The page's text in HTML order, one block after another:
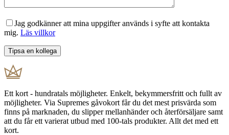
Jag godkänner att mina uppgifter används i syfte att kontakta
mig. Läs villkor
Ett kort - hundratals möjligheter. Enkelt, bekymmersfritt och fullt av
möjligheter. Via Supremes gåvokort får du det mest prisvärda som
finns på marknaden, du slipper mellanhänder och återförsäljare samt
att du får ett varierat utbud med 100-tals produkter. Allt det med ett
kort.